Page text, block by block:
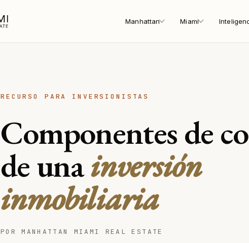
Manhattan Miami
RECURSO PARA INVERSIONISTAS
Componentes de
de unainversión
inmobiliaria
POR MANHATTAN MIAMI REAL ESTATE